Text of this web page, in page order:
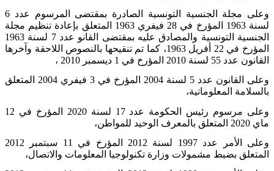
وعلى مجلة الجنسية التونسية الصادرة بمقتضى المرسوم عدد 6
لسنة 1963 المؤرخ في 28 فيفري 1963 المتعلق بإعادة تنظيم مجلة
الجنسية التونسية والمصادق عليه بمقتضى القانو عدد 7 لسنة 1963
المؤرخ في 22 أفريل 1963، كما تم تنقيحها بالنصوص اللاحقة وآخرها
القانون عدد 55 لسنة 2010 المؤرخ في 1 ديسمبر 2010 ،
وعلى القانون عدد 5 لسنة 2004 المؤرخ في 3 فيفري 2004 المتعلق
بالسلامة المعلوماتية،
وعلى مرسوم رئيس الحكومة عدد 17 لسنة 2020 المؤرخ في 12
ماي 2020 المتعلق بالمعرف الوحيد للمواطن،
وعلى الأمر عدد 1997 لسنة 2012 المؤرخ في 11 سبتمبر 2012
المتعلق بضبط مشمولات وزارة تكنولوجيا المعلومات والاتصال،